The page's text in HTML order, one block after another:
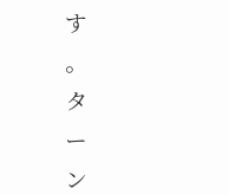
す
。
タ
ー
ン